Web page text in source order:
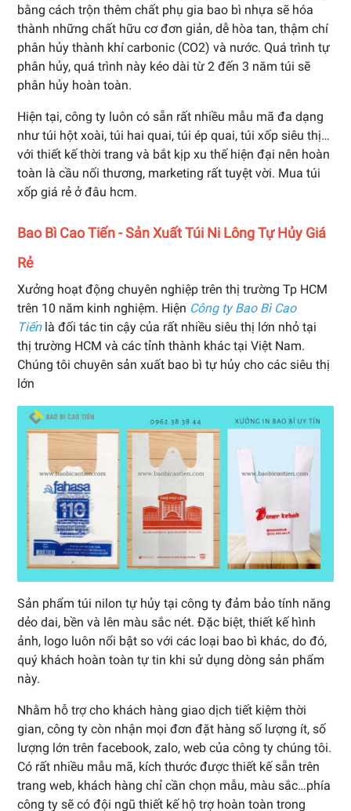
bằng cách trộn thêm chất phụ gia bao bì nhựa sẽ hóa
thành những chất hữu cơ đơn giản, dễ hòa tan, thậm chí
phân hủy thành khí carbonic (CO2) và nước. Quá trình tự
phân hủy, quá trình này kéo dài từ 2 đến 3 năm túi sẽ
phân hủy hoàn toàn.
Hiện tại, công ty luôn có sẵn rất nhiều mẫu mã đa dạng
như túi hột xoài, túi hai quai, túi ép quai, túi xốp siêu thị…
với thiết kế thời trang và bắt kịp xu thế hiện đại nên hoàn
toàn là cầu nối thương, marketing rất tuyệt vời. Mua túi
xốp giá rẻ ở đâu hcm.
Bao Bì Cao Tiến - Sản Xuất Túi Ni Lông Tự Hủy Giá
Rẻ
Xưởng hoạt động chuyên nghiệp trên thị trường Tp HCM
trên 10 năm kinh nghiệm. Hiện Công ty Bao Bì Cao
Tiếnlà đối tác tin cậy của rất nhiều siêu thị lớn nhỏ tại
thị trường HCM và các tỉnh thành khác tại Việt Nam.
Chúng tôi chuyên sản xuất bao bì tự hủy cho các siêu thị
lớn
Sản phẩm túi nilon tự hủy tại công ty đảm bảo tính năng
dẻo dai, bền và lên màu sắc nét. Đặc biệt, thiết kế hình
ảnh, logo luôn nổi bật so với các loại bao bì khác, do đó,
quý khách hoàn toàn tự tin khi sử dụng dòng sản phẩm
này.
Nhằm hỗ trợ cho khách hàng giao dịch tiết kiệm thời
gian, công ty còn nhận mọi đơn đặt hàng số lượng ít, số
lượng lớn trên facebook, zalo, web của công ty chúng tôi.
Có rất nhiều mẫu mã, kích thước được thiết kế sẵn trên
trang web, khách hàng chỉ cần chọn mẫu, màu sắc…phía
công ty sẽ có đội ngũ thiết kế hộ trợ hoàn toàn trong